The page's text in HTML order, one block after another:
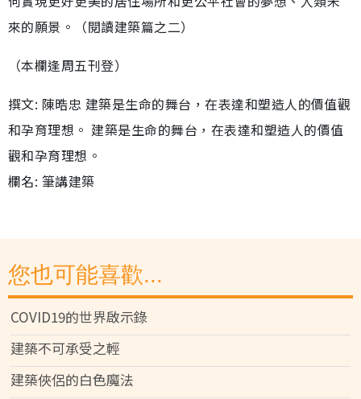
來的願景。（閱讀建築篇之二）
（本欄逢周五刊登）
撰文: 陳晧忠 建築是生命的舞台，在表達和塑造人的價值觀
和孕育理想。 建築是生命的舞台，在表達和塑造人的價值
觀和孕育理想。
欄名: 筆講建築
您也可能喜歡...
COVID19的世界啟示錄
建築不可承受之輕
建築俠侶的白色魔法